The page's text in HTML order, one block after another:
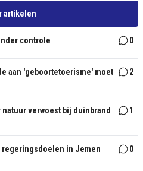
artikelen
controle 0
aan 'geboortetoerisme' moet
2
verwoest bij duinbrand
1
regeringsdoelen in Jemen
0